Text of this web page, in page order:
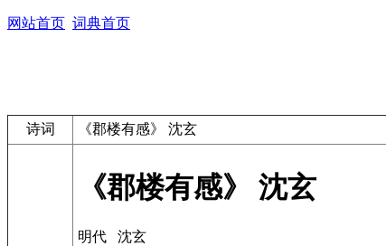
网站首页 词典首页
诗词 《郡楼有感》 沈玄
《郡楼有感》 沈玄
明代 沈玄